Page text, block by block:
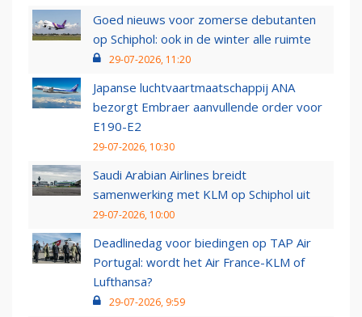
Goed nieuws voor zomerse debutanten
op Schiphol: ook in de winter alle ruimte
29-07-2026, 11:20
Japanse luchtvaartmaatschappij ANA
bezorgt Embraer aanvullende order voor
E190-E2
29-07-2026, 10:30
Saudi Arabian Airlines breidt
samenwerking met KLM op Schiphol uit
29-07-2026, 10:00
Deadlinedag voor biedingen op TAP Air
Portugal: wordt het Air France-KLM of
Lufthansa?
29-07-2026, 9:59